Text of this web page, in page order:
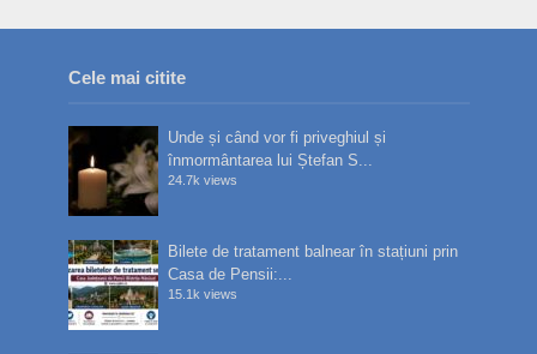
Cele mai citite
Unde și când vor fi priveghiul și
înmormântarea lui Ștefan S...
24.7k views
Bilete de tratament balnear în stațiuni prin
Casa de Pensii:...
15.1k views